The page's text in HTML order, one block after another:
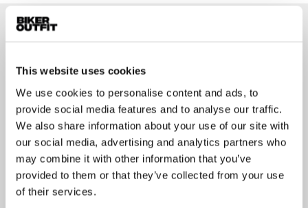
This website uses cookies
We use cookies to personalise content and ads, to
provide social media features and to analyse our traffic.
We also share information about your use of our site with
our social media, advertising and analytics partners who
may combine it with other information that you’ve
provided to them or that they’ve collected from your use
of their services.
Aanmelden